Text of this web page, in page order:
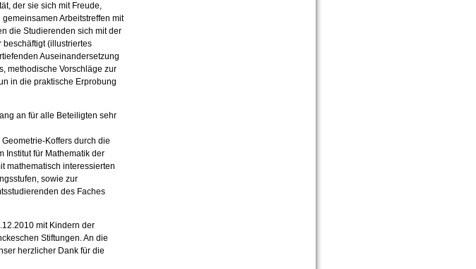
der sie sich mit Freude,
Arbeitstreffen mit
die Studierenden sich mit der
beschäftigt (illustriertes
Auseinandersetzung
methodische Vorschläge zur
in die praktische Erprobung
an für alle Beteiligten sehr
Koffers durch die
Institut für Mathematik der
mathematisch interessierten
sowie zur
des Faches
mit Kindern der
Stiftungen. An die
herzlicher Dank für die